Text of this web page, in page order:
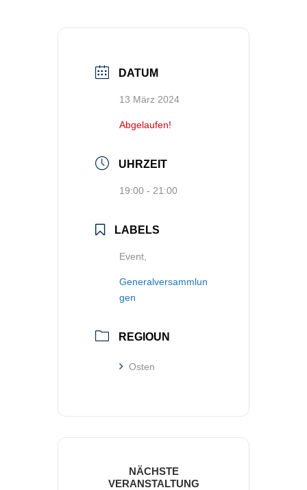
DATUM
13 März 2024
Abgelaufen!
UHRZEIT
19:00 - 21:00
LABELS
Event,
Generalversammlun
gen
REGIOUN
Osten
NÄCHSTE
VERANSTALTUNG